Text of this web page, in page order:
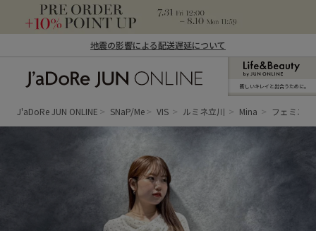
地震の影響による配送遅延について
ン オンライン）
新しいキレイと出合うために。
J'aDoRe JUN ONLINE SNaP/Me VIS ルミネ立川 Mina フェミニ